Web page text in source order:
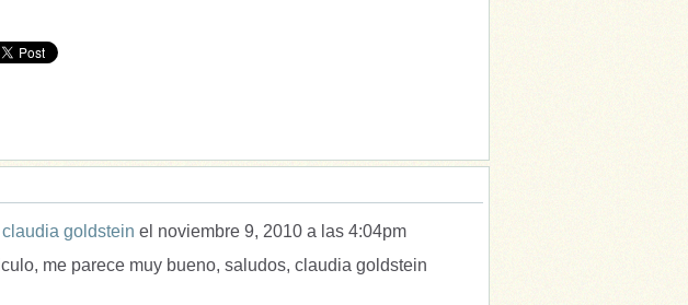
claudia goldstein el noviembre 9, 2010 a las 4:04pm
me parece muy bueno, saludos, claudia goldstein